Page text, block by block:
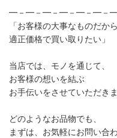
━－━－━－━－━－━－
「お客様の大事なものだか
適正価格で買い取りたい」
当店では、モノを通じて、
お客様の想いを結ぶ
お手伝いをさせていただきま
どのようなお品物でも、
まずは、お気軽にお問い合